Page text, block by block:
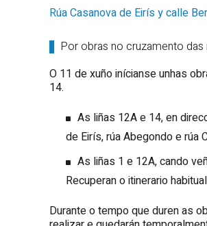
Rúa Casanova de Eirís y calle
Por obras no cruzamento das
O 11 de xuño inícianse unhas
14.
As liñas 12A e 14, en
de Eirís, rúa Abegondo e rúa
As liñas 1 e 12A, cando
Recuperan o itinerario
Durante o tempo que duren as